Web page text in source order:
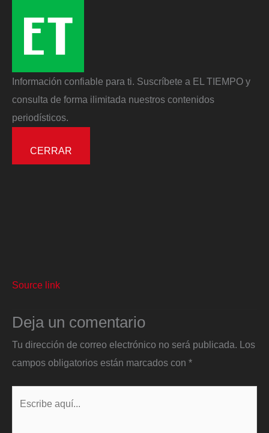
Información confiable para ti. Suscríbete a EL TIEMPO y
consulta de forma ilimitada nuestros contenidos
periodísticos.
CERRAR
Source link
Deja un comentario
Tu dirección de correo electrónico no será publicada. Los
campos obligatorios están marcados con *